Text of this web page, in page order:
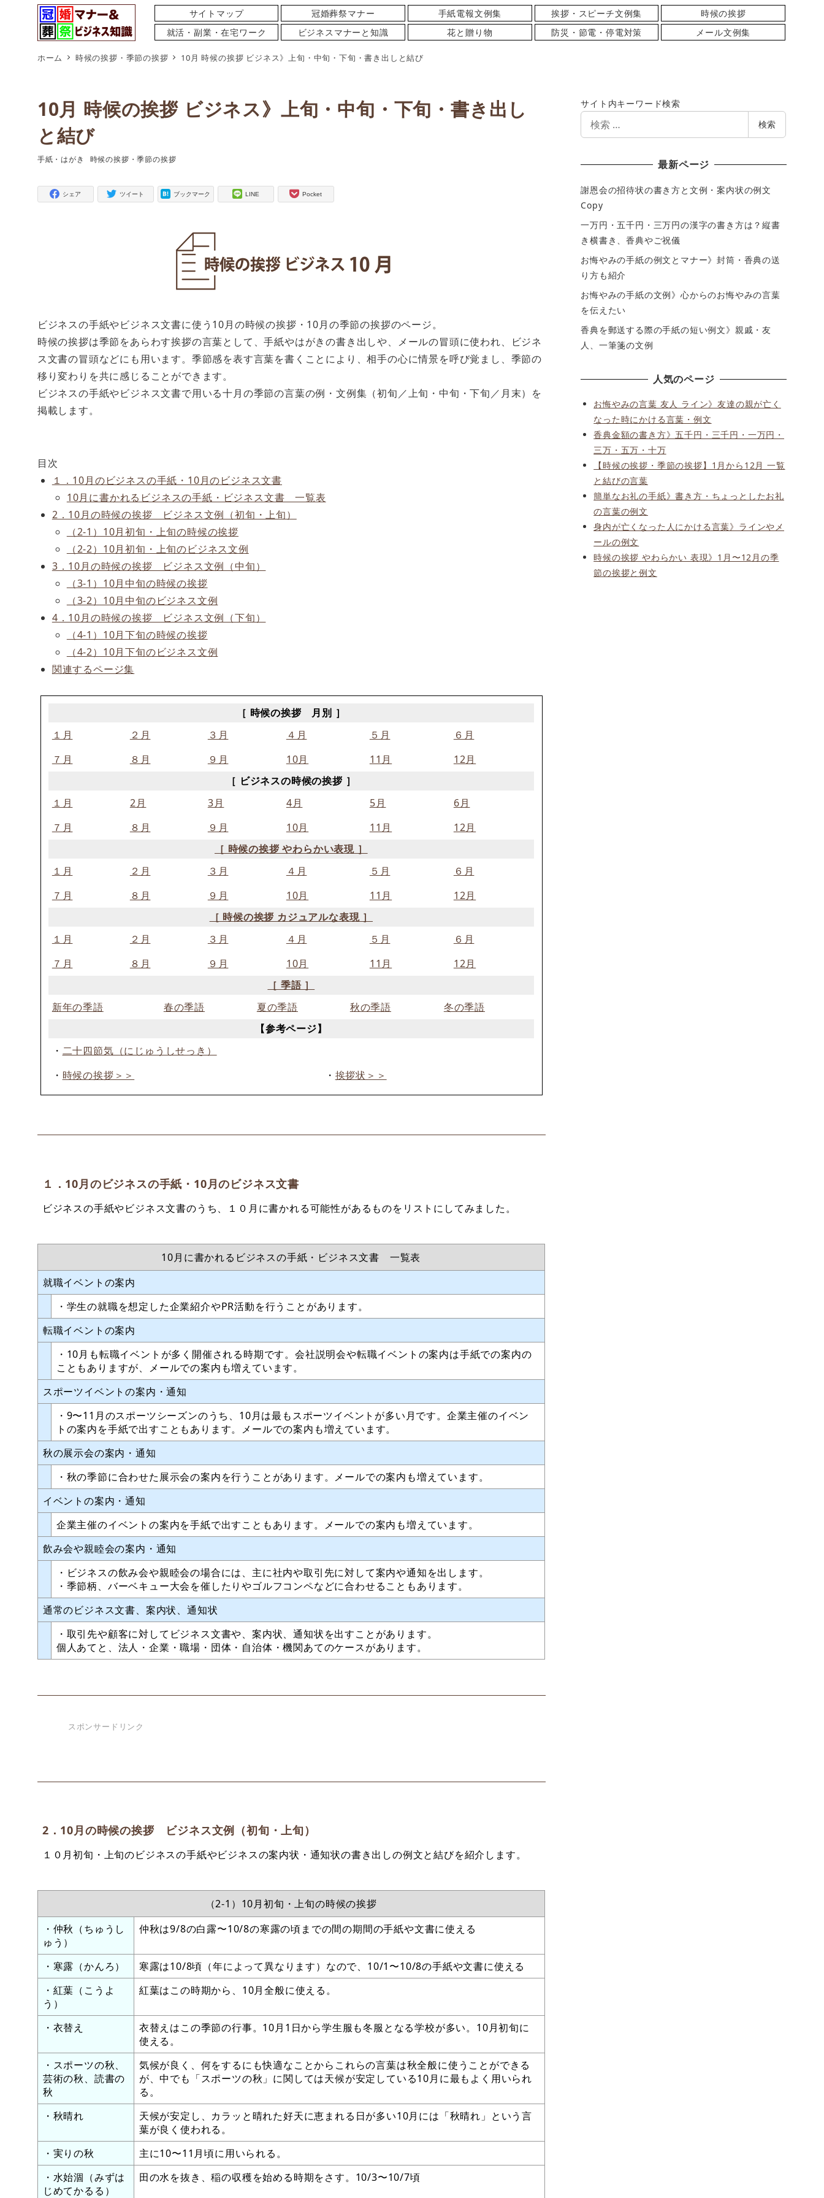
サイトマップ 冠婚葬祭マナー 手紙電報文例集 挨拶・スピーチ文例集
時候の挨拶
就活・副業・在宅ワーク
ビジネスマナーと知識 花と贈り物 防災・節電・停電対策 メール文例集
ホーム 時候の挨拶・季節の挨拶 10月 時候の挨拶 ビジネス》上旬・中旬・下旬・書き出しと結び
10月 時候の挨拶 ビジネス》上旬・中旬・下旬・書き出し
と結び
タグ
手紙・はがき
タグ
時候の挨拶・季節の挨拶
シェア ツイート ブックマーク LINE Pocket
ビジネスの手紙やビジネス文書に使う10月の時候の挨拶・10月の季節の挨拶のページ。
時候の挨拶は季節をあらわす挨拶の言葉として、手紙やはがきの書き出しや、メールの冒頭に使われ、ビジネ
ス文書の冒頭などにも用います。季節感を表す言葉を書くことにより、相手の心に情景を呼び覚まし、季節の
移り変わりを共に感じることができます。
ビジネスの手紙やビジネス文書で用いる十月の季節の言葉の例・文例集（初旬／上旬・中旬・下旬／月末）を
掲載します。
目次
１．10月のビジネスの手紙・10月のビジネス文書
10月に書かれるビジネスの手紙・ビジネス文書 一覧表
2．10月の時候の挨拶 ビジネス文例（初旬・上旬）
（2-1）10月初旬・上旬の時候の挨拶
（2-2）10月初旬・上旬のビジネス文例
3．10月の時候の挨拶 ビジネス文例（中旬）
（3-1）10月中旬の時候の挨拶
（3-2）10月中旬のビジネス文例
4．10月の時候の挨拶 ビジネス文例（下旬）
（4-1）10月下旬の時候の挨拶
（4-2）10月下旬のビジネス文例
関連するページ集
［ 時候の挨拶 月別 ］
１月
２月 ３月 ４月 ５月
６月
７月
８月 ９月 10月 11月
12月
［ ビジネスの時候の挨拶 ］
１月
2月 3月 4月 5月
6月
７月
８月 ９月 10月 11月
12月
［ 時候の挨拶 やわらかい表現 ］
１月
２月 ３月 ４月 ５月
６月
７月
８月 ９月 10月 11月
12月
［ 時候の挨拶 カジュアルな表現 ］
１月
２月 ３月 ４月 ５月
６月
７月
８月 ９月 10月 11月
12月
［ 季語 ］
新年の季語
春の季語 夏の季語 秋の季語
冬の季語
【参考ページ】
・ 二十四節気（にじゅうしせっき）
・ 時候の挨拶＞＞ ・ 挨拶状＞＞
１．10月のビジネスの手紙・10月のビジネス文書
ビジネスの手紙やビジネス文書のうち、１０月に書かれる可能性があるものをリストにしてみました。
10月に書かれるビジネスの手紙・ビジネス文書 一覧表
就職イベントの案内
・学生の就職を想定した企業紹介やPR活動を行うことがあります。
転職イベントの案内
・10月も転職イベントが多く開催される時期です。会社説明会や転職イベントの案内は手紙での案内の
こともありますが、メールでの案内も増えています。
スポーツイベントの案内・通知
・9〜11月のスポーツシーズンのうち、10月は最もスポーツイベントが多い月です。企業主催のイベン
トの案内を手紙で出すこともあります。メールでの案内も増えています。
秋の展示会の案内・通知
・秋の季節に合わせた展示会の案内を行うことがあります。メールでの案内も増えています。
イベントの案内・通知
企業主催のイベントの案内を手紙で出すこともあります。メールでの案内も増えています。
飲み会や親睦会の案内・通知
・ビジネスの飲み会や親睦会の場合には、主に社内や取引先に対して案内や通知を出します。
・季節柄、バーベキュー大会を催したりやゴルフコンペなどに合わせることもあります。
通常のビジネス文書、案内状、通知状
・取引先や顧客に対してビジネス文書や、案内状、通知状を出すことがあります。
個人あてと、法人・企業・職場・団体・自治体・機関あてのケースがあります。
スポンサードリンク
2．10月の時候の挨拶 ビジネス文例（初旬・上旬）
１０月初旬・上旬のビジネスの手紙やビジネスの案内状・通知状の書き出しの例文と結びを紹介します。
（2-1）10月初旬・上旬の時候の挨拶
・仲秋（ちゅうし
ゅう）
仲秋は9/8の白露〜10/8の寒露の頃までの間の期間の手紙や文書に使える
・寒露（かんろ）
寒露は10/8頃（年によって異なります）なので、10/1〜10/8の手紙や文書に使える
・紅葉（こうよ
う）
紅葉はこの時期から、10月全般に使える。
・衣替え
衣替えはこの季節の行事。10月1日から学生服も冬服となる学校が多い。10月初旬に
使える。
・スポーツの秋、
芸術の秋、読書の
秋
気候が良く、何をするにも快適なことからこれらの言葉は秋全般に使うことができる
が、中でも「スポーツの秋」に関しては天候が安定している10月に最もよく用いられ
る。
・秋晴れ
天候が安定し、カラッと晴れた好天に恵まれる日が多い10月には「秋晴れ」という言
葉が良く使われる。
・実りの秋
主に10〜11月頃に用いられる。
・水始涸（みずは
じめてかるる）
田の水を抜き、稲の収穫を始める時期をさす。10/3〜10/7頃
サイト内キーワード検索
索
検索
最新ページ
謝恩会の招待状の書き方と文例・案内状の例文
Copy
一万円・五千円・三万円の漢字の書き方は？縦書
き横書き、香典やご祝儀
お悔やみの手紙の例文とマナー》封筒・香典の送
り方も紹介
お悔やみの手紙の文例》心からのお悔やみの言葉
を伝えたい
香典を郵送する際の手紙の短い例文》親戚・友
人、一筆箋の文例
人気のページ
お悔やみの言葉 友人 ライン》友達の親が亡く
なった時にかける言葉・例文
香典金額の書き方》五千円・三千円・一万円・
三万・五万・十万
【時候の挨拶・季節の挨拶】1月から12月 一覧
と結びの言葉
簡単なお礼の手紙》書き方・ちょっとしたお礼
の言葉の例文
身内が亡くなった人にかける言葉》ラインやメ
ールの例文
時候の挨拶 やわらかい 表現》1月〜12月の季
節の挨拶と例文